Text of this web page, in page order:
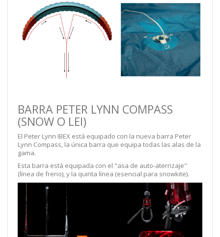
BARRA PETER LYNN COMPASS
(SNOW O LEI)
El Peter Lynn IBEX está equipado con la nueva barra Peter
Lynn Compass, la única barra que equipa todas las alas de la
gama.
Esta barra está equipada con el "asa de auto-aterrizaje"
(línea de freno), y la quinta línea (esencial para snowkite).